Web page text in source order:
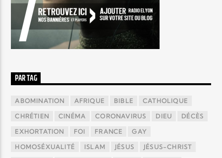
PAR TAG
ABOMINATION AFRIQUE BIBLE CATHOLIQUE
CHRÉTIEN CINÉMA CORONAVIRUS DIEU DÉCÈS
EXHORTATION FOI FRANCE GAY
HOMOSÉXUALITÉ ISLAM JÉSUS JÉSUS-CHRIST